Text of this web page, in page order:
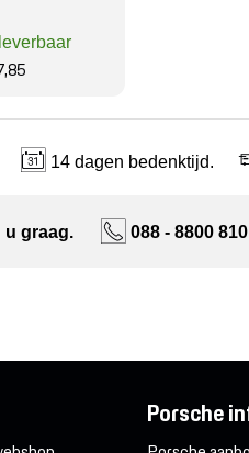
14 dagen bedenktijd.
u graag. 088 - 8800 810
Porsche